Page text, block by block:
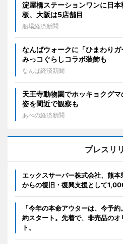
淀屋橋ステーションワンに日
板、大阪は5店舗目
船場経済新聞
なんばウォークに「ひまわり
みっコぐらしコラボ装飾も
なんば経済新聞
天王寺動物園でホッキョクグ
姿を間近で観察も
あべの経済新聞
プレスリ
エックスサーバー株式会社、熊
からの復旧・復興支援として
「今年の本命アウターは、今予
約スタート。先着で、非売品の
ト。